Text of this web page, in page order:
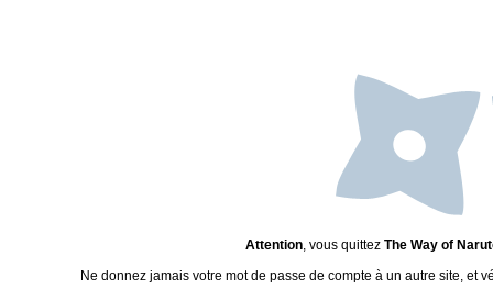
Attention, vous quittez The Way of
Ne donnez jamais votre mot de passe de compte à un autre site, et